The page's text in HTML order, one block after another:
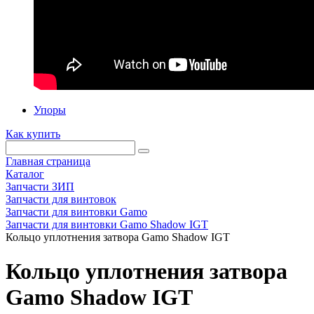
Упоры
Как купить
Главная страница
Каталог
Запчасти ЗИП
Запчасти для винтовок
Запчасти для винтовки Gamo
Запчасти для винтовки Gamo Shadow IGT
Кольцо уплотнения затвора Gamo Shadow IGT
Кольцо уплотнения затвора
Gamo Shadow IGT